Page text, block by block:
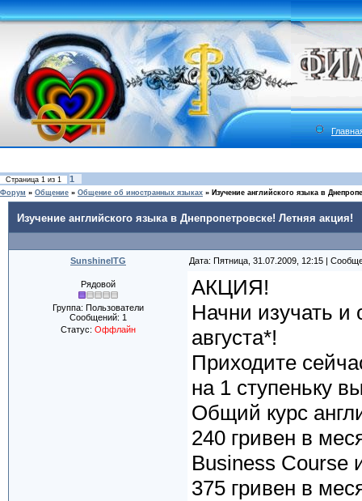
Страница 1 из 1 1
Форум » Общение » Общение об иностранных языках » Изучение английского языка в
Изучение английского языка в Днепропетровске! Летняя акция!
SunshineITG Дата: Пятница, 31.07.2009, 12:15 |
Рядовой
Группа: Пользователи
Сообщений: 1
Статус: Оффлайн
АКЦИЯ!
Начни изучать и
августа*!
Приходите
на 1 ступеньку
Общий курс
240 гривен в
Business Course
375 гривен в